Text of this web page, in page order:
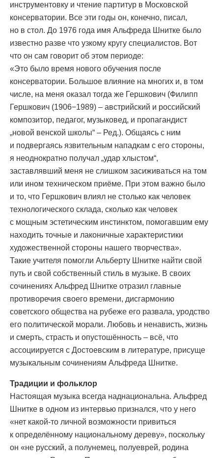
инструментовку и чтение партитур в Московской
консерватории. Все эти годы он, конечно, писал,
но в стол. До 1976 года имя Альфреда Шнитке было
известно разве что узкому кругу специалистов. Вот
что он сам говорит об этом периоде:
«Это было время нового обучения после
консерватории. Большое влияние на многих и, в том
числе, на меня оказал тогда же Гершкович (Филипп
Гершкович (1906−1989) – австрийский и российский
композитор, педагог, музыковед, и пропагандист
„новой венской школы“ – Ред.). Общаясь с ним
и подвергаясь язвительным нападкам с его стороны,
я неоднократно получал „удар хлыстом“,
заставлявший меня не слишком засиживаться на том
или ином техническом приёме. При этом важно было
и то, что Гершкович влиял не столько как человек
технологического склада, сколько как человек
с мощным эстетическим инстинктом, помогавшим ему
находить точные и лаконичные характеристики
художественной стороны нашего творчества».
Такие учителя помогли Альберту Шнитке найти свой
путь и свой собственный стиль в музыке. В своих
сочинениях Альфред Шнитке отразил главные
противоречия своего времени, дисгармонию
советского общества на рубеже его развала, уродство
его политической морали. Любовь и ненависть, жизнь
и смерть, страсть и опустошённость – всё, что
ассоциируется с Достоевским в литературе, присуще
музыкальным сочинениям Альфреда Шнитке.
Традиции и фольклор
Настоящая музыка всегда наднациональна. Альфред
Шнитке в одном из интервью признался, что у него
«нет какой-то личной возможности привиться
к определённому национальному дереву», поскольку
он «не русский, а полунемец, полуеврей, родина